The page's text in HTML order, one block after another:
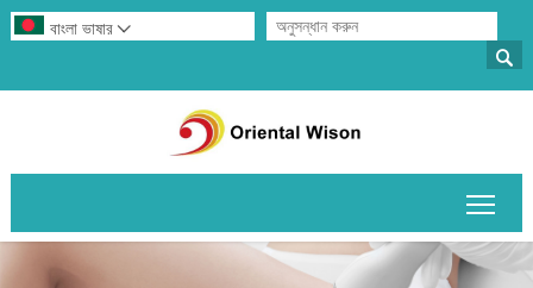

বাংলা ভাষার 